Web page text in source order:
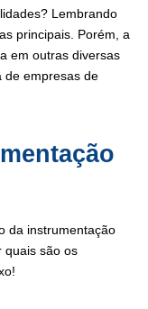
Lembrando
principais. Porém, a
em outras diversas
de empresas de
da instrumentação
quais são os